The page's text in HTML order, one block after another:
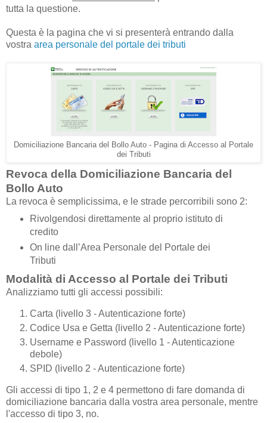
tutta la questione.
Questa è la pagina che vi si presenterà entrando dalla
vostra area personale del portale dei tributi
Domiciliazione Bancaria del Bollo Auto - Pagina di Accesso al Portale
dei Tributi
Revoca della Domiciliazione Bancaria del
Bollo Auto
La revoca è semplicissima, e le strade percorribili sono 2:
Rivolgendosi direttamente al proprio istituto di
credito
On line dall’Area Personale del Portale dei
Tributi
Modalità di Accesso al Portale dei Tributi
Analizziamo tutti gli accessi possibili:
Carta (livello 3 - Autenticazione forte)
Codice Usa e Getta (livello 2 - Autenticazione forte)
Username e Password (livello 1 - Autenticazione
debole)
SPID (livello 2 - Autenticazione forte)
Gli accessi di tipo 1, 2 e 4 permettono di fare domanda di
domiciliazione bancaria dalla vostra area personale, mentre
l'accesso di tipo 3, no.